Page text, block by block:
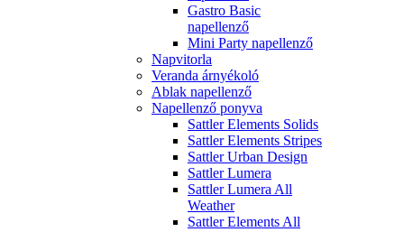
Gastro Basic
napellenző
Mini Party napellenző
Napvitorla
Veranda árnyékoló
Ablak napellenző
Napellenző ponyva
Sattler Elements Solids
Sattler Elements Stripes
Sattler Urban Design
Sattler Lumera
Sattler Lumera All
Weather
Sattler Elements All